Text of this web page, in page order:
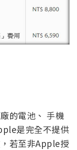
的電池、 手機
是完全不提供
若至非Apple授